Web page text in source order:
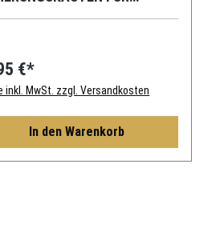
€*
inkl. MwSt. zzgl. Versandkosten
In den Warenkorb